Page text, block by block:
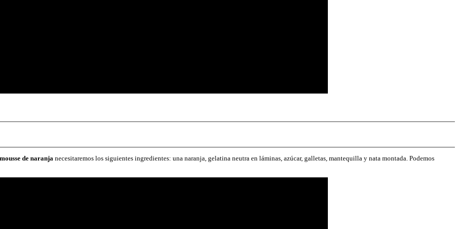
de naranja necesitaremos los siguientes ingredientes: una naranja, gelatina neutra en láminas, azúcar, galletas, mantequilla y nata montada. Podemos